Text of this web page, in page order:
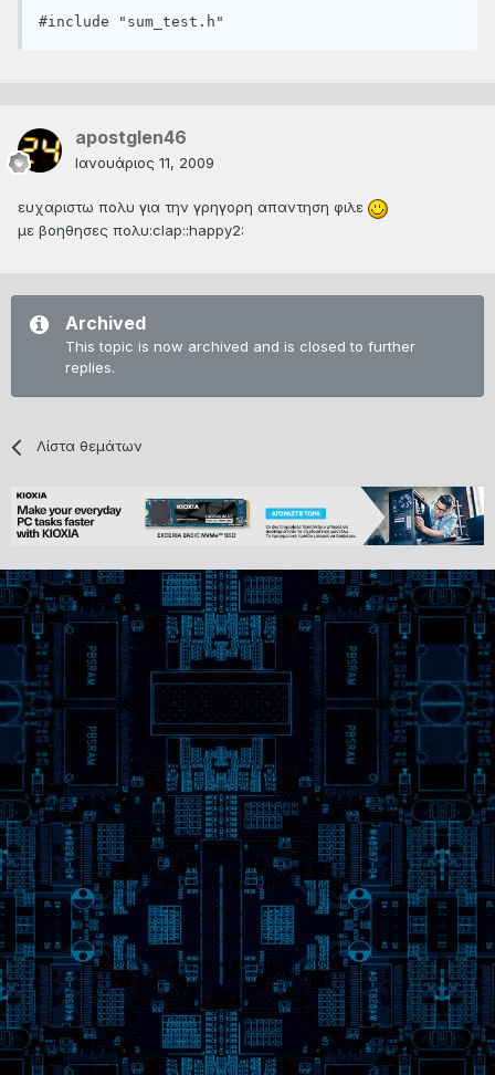
#include "sum_test.h"
apostglen46
Ιανουάριος 11, 2009
ευχαριστω πολυ για την γρηγορη απαντηση φιλε
με βοηθησες πολυ:clap::happy2:
Archived
This topic is now archived and is closed to further
replies.
Λίστα θεμάτων